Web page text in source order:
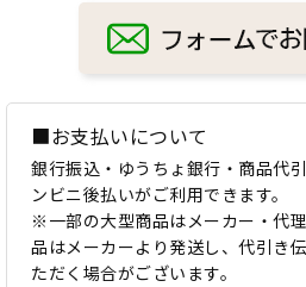
■お支払いについて
銀行振込・ゆうちょ銀行・商品代
ンビニ後払いがご利用できます。
※一部の大型商品はメーカー・代
品はメーカーより発送し、代引き
ただく場合がございます。